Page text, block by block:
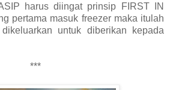
harus diingat prinsip FIRST IN
pertama masuk freezer maka itulah
untuk diberikan kepada
***